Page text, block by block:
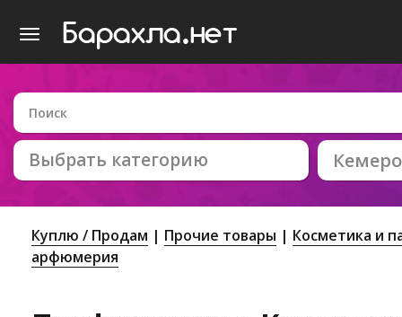
Выбрать категорию
Куплю / Продам Прочие товары
Косметика и
арфюмерия